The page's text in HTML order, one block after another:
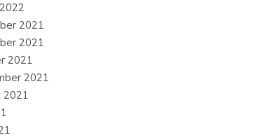
2021
2021
2021
2021
2021